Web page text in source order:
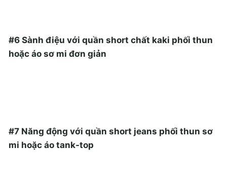
#6 Sành điệu với quần short chất kaki phối thun
hoặc áo sơ mi đơn giản
#7 Năng động với quần short jeans phối thun sơ
mi hoặc áo tank-top